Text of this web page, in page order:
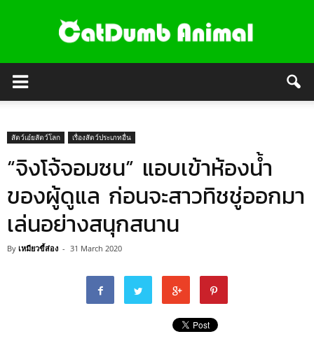
สัตว์เอ๋ยสัตว์โลก เรื่องสัตว์ประเภทอื่น
“จิงโจ้จอมซน” แอบเข้าห้องน้ำ
ของผู้ดูแล ก่อนจะสาวทิชชู่ออกมา
เล่นอย่างสนุกสนาน
By เหมียวขี้ส่อง - 31 March 2020